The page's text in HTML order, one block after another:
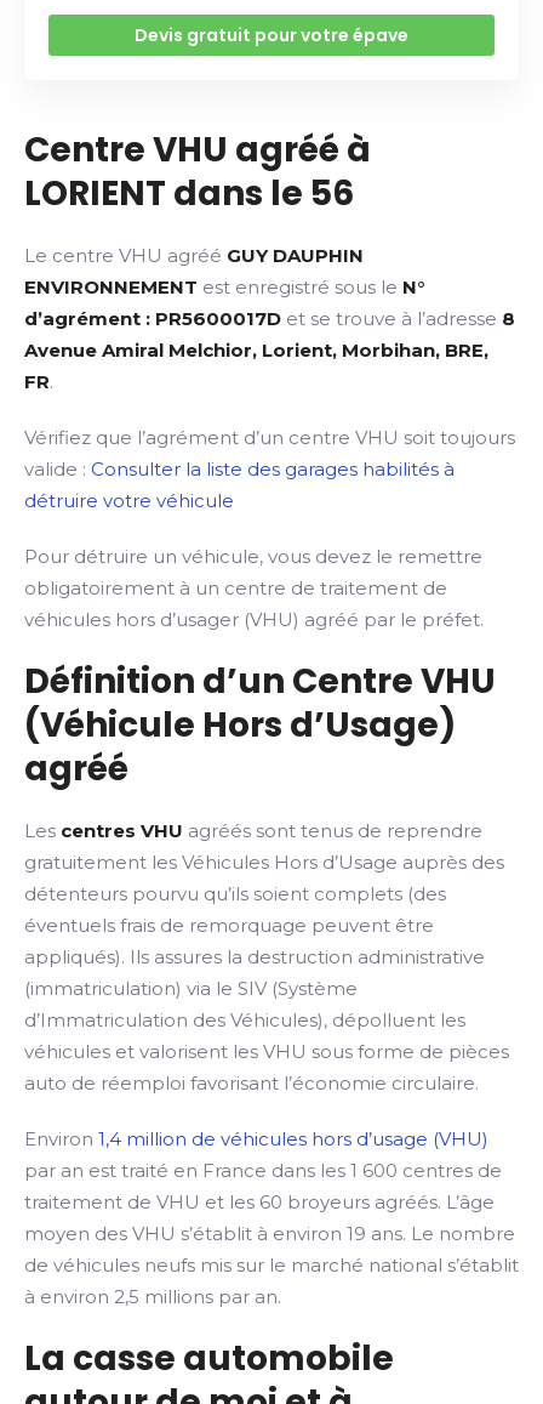
Devis gratuit pour votre épave
Centre VHU agréé à
LORIENT dans le 56
Le centre VHU agréé GUY DAUPHIN
ENVIRONNEMENT est enregistré sous le N°
d’agrément : PR5600017D et se trouve à l’adresse 8
Avenue Amiral Melchior, Lorient, Morbihan, BRE,
FR.
Vérifiez que l’agrément d’un centre VHU soit toujours
valide : Consulter la liste des garages habilités à
détruire votre véhicule
Pour détruire un véhicule, vous devez le remettre
obligatoirement à un centre de traitement de
véhicules hors d’usager (VHU) agréé par le préfet.
Définition d’un Centre VHU
(Véhicule Hors d’Usage)
agréé
Les centres VHU agréés sont tenus de reprendre
gratuitement les Véhicules Hors d’Usage auprès des
détenteurs pourvu qu’ils soient complets (des
éventuels frais de remorquage peuvent être
appliqués). Ils assures la destruction administrative
(immatriculation) via le SIV (Système
d’Immatriculation des Véhicules), dépolluent les
véhicules et valorisent les VHU sous forme de pièces
auto de réemploi favorisant l’économie circulaire.
Environ 1,4 million de véhicules hors d’usage (VHU)
par an est traité en France dans les 1 600 centres de
traitement de VHU et les 60 broyeurs agréés. L’âge
moyen des VHU s’établit à environ 19 ans. Le nombre
de véhicules neufs mis sur le marché national s’établit
à environ 2,5 millions par an.
La casse automobile